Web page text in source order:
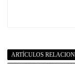
ARTÍCULOS